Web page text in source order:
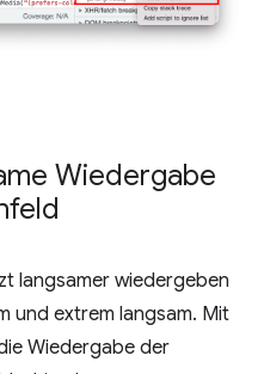
Wiedergabe
langsamer wiedergeben
und extrem langsam. Mit
Wiedergabe der